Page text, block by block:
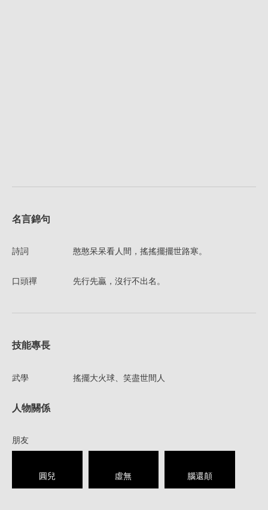
名言錦句
詩詞 憨憨呆呆看人間，搖搖擺擺世路寒。
口頭禪 先行先贏，沒行不出名。
技能專長
武學 搖擺大火球、笑盡世間人
人物關係
朋友
圓兒 虛無 腦還顛